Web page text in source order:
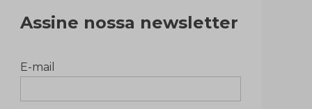
Assine nossa newsletter
E-mail